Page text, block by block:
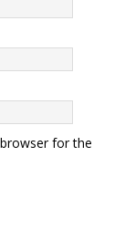
for the